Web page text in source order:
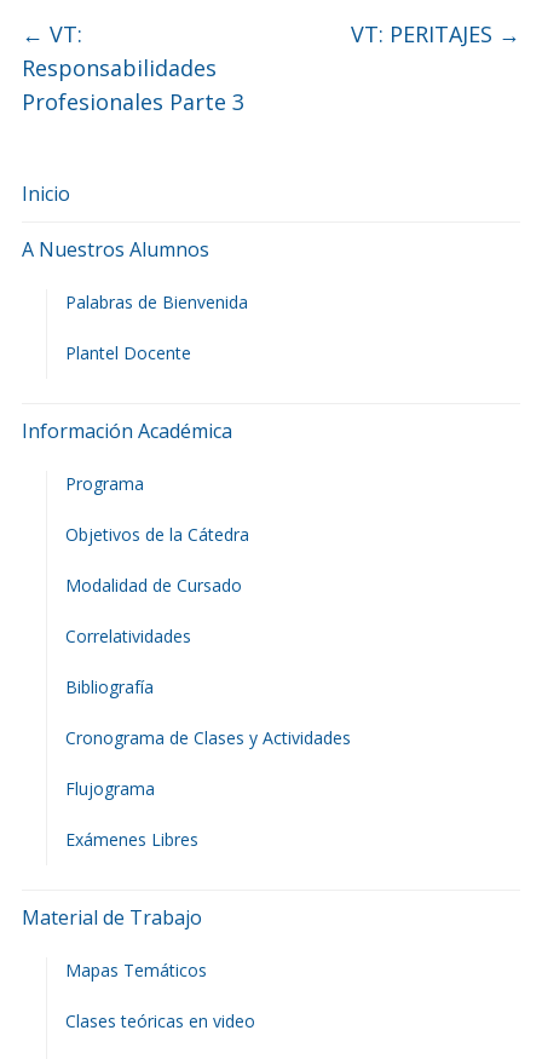
Inicio
A Nuestros Alumnos
Palabras de Bienvenida
Plantel Docente
Información Académica
Programa
Objetivos de la Cátedra
Modalidad de Cursado
Correlatividades
Bibliografía
Cronograma de Clases y Actividades
Flujograma
Exámenes Libres
Material de Trabajo
Mapas Temáticos
Clases teóricas en video
← VT:
Responsabilidades
Profesionales Parte 3
VT: PERITAJES →